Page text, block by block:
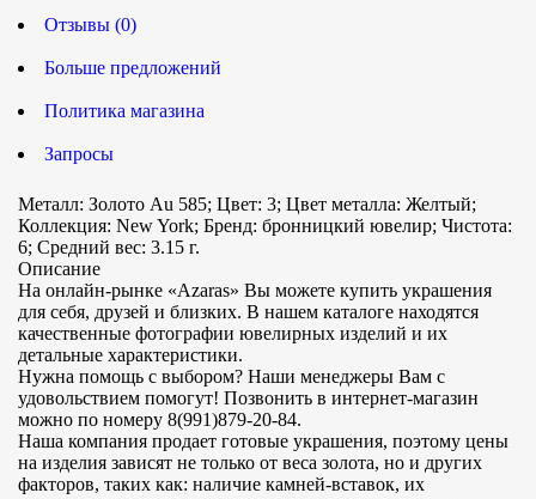
Отзывы (0)
Больше предложений
Политика магазина
Запросы
Металл: Золото Au 585; Цвет: 3; Цвет металла: Желтый;
Коллекция: New York; Бренд: бронницкий ювелир; Чистота:
6; Средний вес: 3.15 г.
Описание
На онлайн-рынке «Azaras» Вы можете купить украшения
для себя, друзей и близких. В нашем каталоге находятся
качественные фотографии ювелирных изделий и их
детальные характеристики.
Нужна помощь с выбором? Наши менеджеры Вам с
удовольствием помогут! Позвонить в интернет-магазин
можно по номеру 8(991)879-20-84.
Наша компания продает готовые украшения, поэтому цены
на изделия зависят не только от веса золота, но и других
факторов, таких как: наличие камней-вставок, их